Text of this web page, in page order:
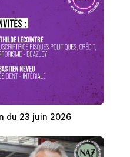
du 23 juin 2026